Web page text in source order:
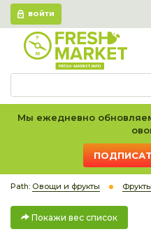
ВОЙТИ
Мы ежедневно
Path: Овощи и фрукты Фрукты
Покажи вес список